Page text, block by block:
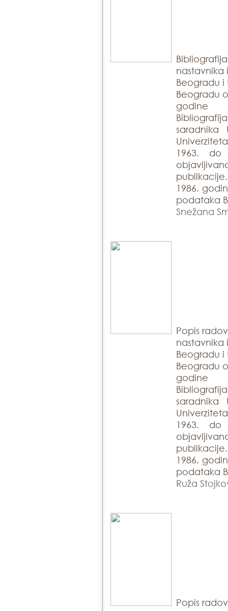
nastavnika
Beogradu i
Beogradu
godine
saradnika
1963.
1986.
podataka
Snežana
Popis
nastavnika
Beogradu i
Beogradu
godine
saradnika
1963.
1986.
podataka
Ruža
Popis